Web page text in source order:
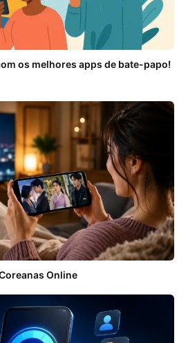
os melhores apps de bate-papo!
Online